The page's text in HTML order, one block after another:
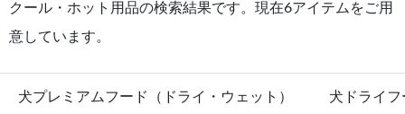
クール・ホット用品の検索結果です。現在6アイテムをご用
意しています。
犬プレミアムフード（ドライ・ウェット） 犬ドライフ